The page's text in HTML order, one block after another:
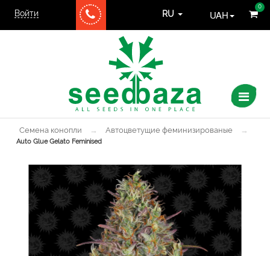
Войти
0
RU UAH
Семена конопли → Автоцветущие феминизированые →
Auto Glue Gelato Feminised